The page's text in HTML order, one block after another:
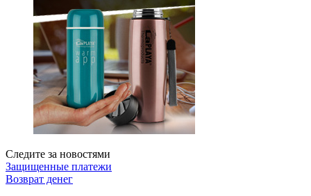
Следите за новостями
Защищенные платежи
Возврат денег